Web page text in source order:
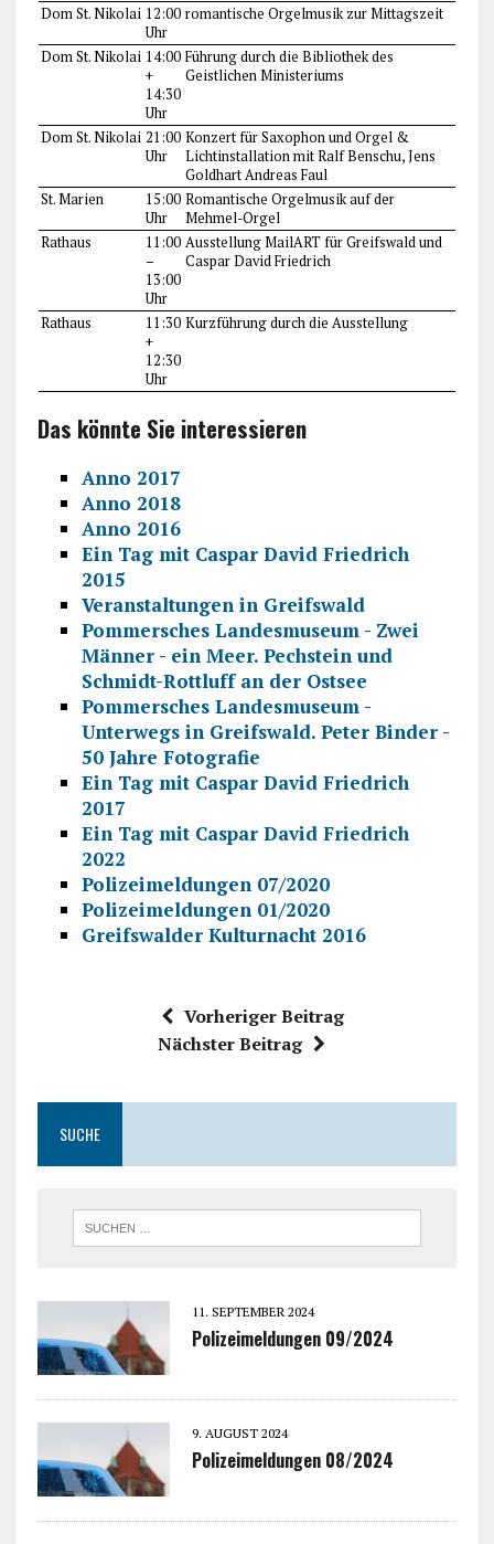
Dom St. Nikolai 12:00
Uhr
romantische Orgelmusik zur Mittagszeit
Dom St. Nikolai 14:00
+
14:30
Uhr
Führung durch die Bibliothek des
Geistlichen Ministeriums
Dom St. Nikolai 21:00
Uhr
Konzert für Saxophon und Orgel &
Lichtinstallation mit Ralf Benschu, Jens
Goldhart Andreas Faul
St. Marien
15:00
Uhr
Romantische Orgelmusik auf der
Mehmel-Orgel
Rathaus
11:00
–
13:00
Uhr
Ausstellung MailART für Greifswald und
Caspar David Friedrich
Rathaus
11:30
+
12:30
Uhr
Kurzführung durch die Ausstellung
Das könnte Sie interessieren
Anno 2017
Anno 2018
Anno 2016
Ein Tag mit Caspar David Friedrich
2015
Veranstaltungen in Greifswald
Pommersches Landesmuseum - Zwei
Männer - ein Meer. Pechstein und
Schmidt-Rottluff an der Ostsee
Pommersches Landesmuseum -
Unterwegs in Greifswald. Peter Binder -
50 Jahre Fotografie
Ein Tag mit Caspar David Friedrich
2017
Ein Tag mit Caspar David Friedrich
2022
Polizeimeldungen 07/2020
Polizeimeldungen 01/2020
Greifswalder Kulturnacht 2016
Vorheriger Beitrag
Nächster Beitrag
SUCHE
11. SEPTEMBER 2024
Polizeimeldungen 09/2024
9. AUGUST 2024
Polizeimeldungen 08/2024